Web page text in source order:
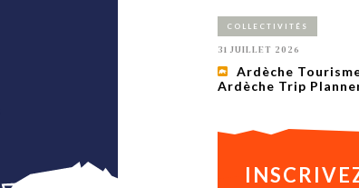
COLLECTIVITÉS
31 JUILLET 2026
Ardèche
Ardèche Trip